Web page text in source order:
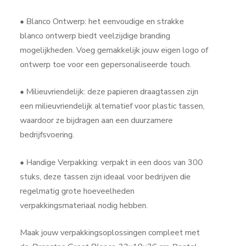
• Blanco Ontwerp: het eenvoudige en strakke
blanco ontwerp biedt veelzijdige branding
mogelijkheden. Voeg gemakkelijk jouw eigen logo of
ontwerp toe voor een gepersonaliseerde touch.
• Milieuvriendelijk: deze papieren draagtassen zijn
een milieuvriendelijk alternatief voor plastic tassen,
waardoor ze bijdragen aan een duurzamere
bedrijfsvoering.
• Handige Verpakking: verpakt in een doos van 300
stuks, deze tassen zijn ideaal voor bedrijven die
regelmatig grote hoeveelheden
verpakkingsmateriaal nodig hebben.
Maak jouw verpakkingsoplossingen compleet met